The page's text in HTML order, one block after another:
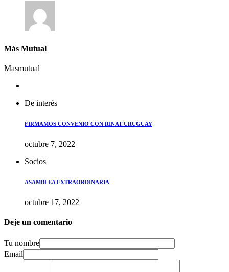
Más Mutual
Masmutual
De interés
FIRMAMOS CONVENIO CON RINAT URUGUAY
octubre 7, 2022
Socios
ASAMBLEA EXTRAORDINARIA
octubre 17, 2022
Deje un comentario
Tu nombre
Email